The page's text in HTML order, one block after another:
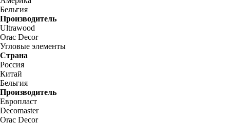
Бельгия
Производитель
Ultrawood
Orac Decor
Угловые элементы
Страна
Россия
Китай
Бельгия
Производитель
Европласт
Decomaster
Orac Decor